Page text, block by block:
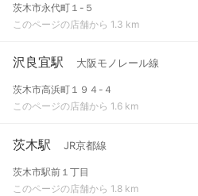
茨木市永代町１-５
このページの店舗から 1.3 km
沢良宜駅 大阪モノレール線
茨木市高浜町１９４-４
このページの店舗から 1.6 km
茨木駅 JR京都線
茨木市駅前１丁目
このページの店舗から 1.8 km